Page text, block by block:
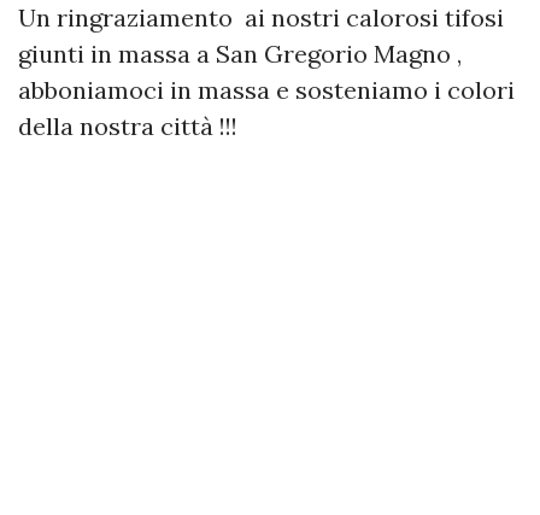
Un ringraziamento ai nostri calorosi tifosi
giunti in massa a San Gregorio Magno ,
abboniamoci in massa e sosteniamo i colori
della nostra città !!!